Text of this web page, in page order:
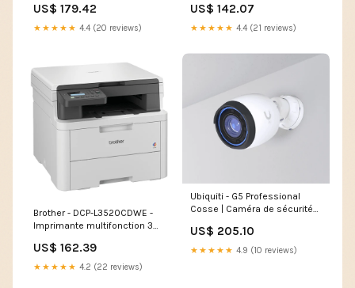
US$ 179.42
★★★★★ 4.4 (20 reviews)
TN135
US$ 142.07
★★★★★ 4.4 (21 reviews)
Brother - DCP-L3520CDWE -
Imprimante multifonction 3
DCPL3520CDWERE1 brother-
mfc-l-8650-cdw-006r03395-
US$ 162.39
★★★★★ 4.2 (22 reviews)
Ubiquiti - G5 Professional
Cosse | Caméra de sécurité
TZe-421
US$ 205.10
★★★★★ 4.9 (10 reviews)